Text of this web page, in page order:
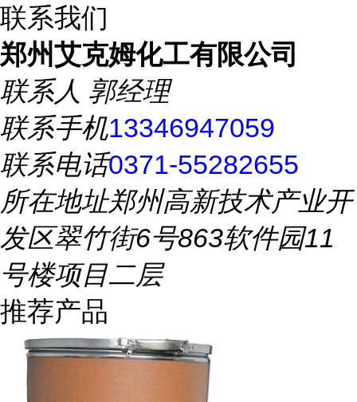
联系我们
郑州艾克姆化工有限公司
联系人 郭经理
联系手机13346947059
联系电话0371-55282655
所在地址郑州高新技术产业开
发区翠竹街6号863软件园11
号楼项目二层
推荐产品